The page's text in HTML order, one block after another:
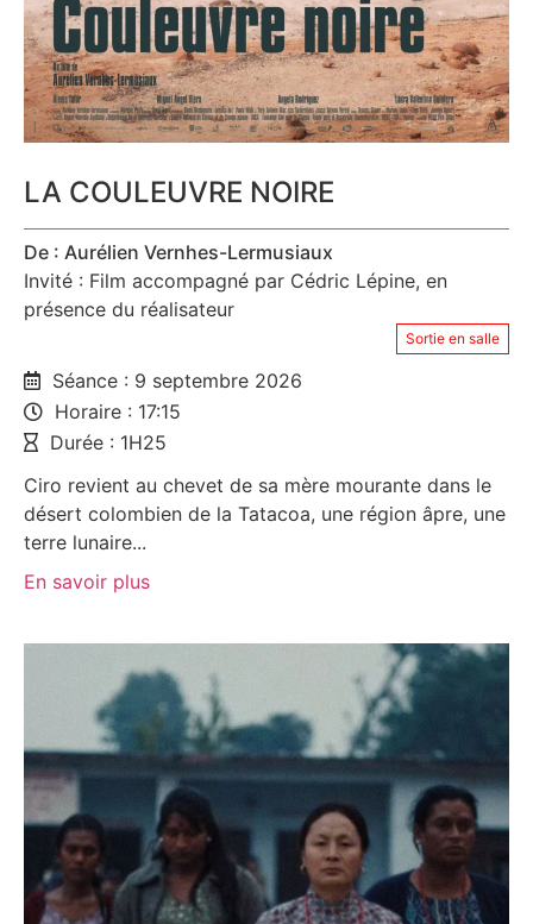
LA COULEUVRE NOIRE
De : Aurélien Vernhes-Lermusiaux
Invité : Film accompagné par Cédric Lépine, en
présence du réalisateur
Sortie en salle
Séance : 9 septembre 2026
Horaire : 17:15
Durée : 1H25
Ciro revient au chevet de sa mère mourante dans le
désert colombien de la Tatacoa, une région âpre, une
terre lunaire...
En savoir plus